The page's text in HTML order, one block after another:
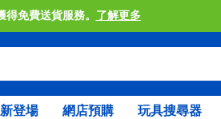
免費送貨服務。 了解更多
新登場 網店預購 玩具搜尋器